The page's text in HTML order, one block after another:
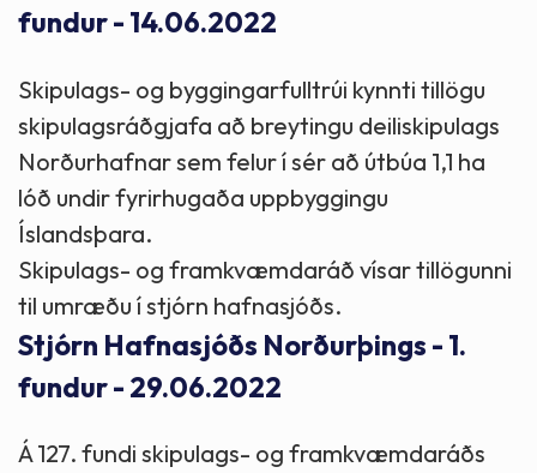
fundur - 14.06.2022
Skipulags- og byggingarfulltrúi kynnti tillögu
skipulagsráðgjafa að breytingu deiliskipulags
Norðurhafnar sem felur í sér að útbúa 1,1 ha
lóð undir fyrirhugaða uppbyggingu
Íslandsþara.
Skipulags- og framkvæmdaráð vísar tillögunni
til umræðu í stjórn hafnasjóðs.
Stjórn Hafnasjóðs Norðurþings - 1.
fundur - 29.06.2022
Á 127. fundi skipulags- og framkvæmdaráðs